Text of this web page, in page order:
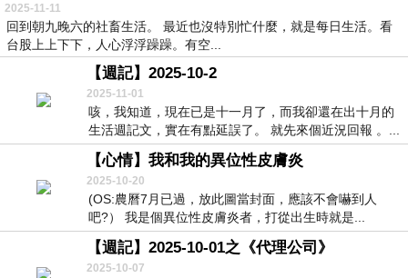
2025-11-11
回到朝九晚六的社畜生活。 最近也沒特別忙什麼，就是每日生活。看
台股上上下下，人心浮浮躁躁。有空...
【週記】2025-10-2
2025-11-01
咳，我知道，現在已是十一月了，而我卻還在出十月的
生活週記文，實在有點延誤了。 就先來個近況回報 。...
【心情】我和我的異位性皮膚炎
2025-10-20
(OS:農曆7月已過，放此圖當封面，應該不會嚇到人
吧?） 我是個異位性皮膚炎者，打從出生時就是...
【週記】 2025-10-01之《代理公司》
2025-10-07